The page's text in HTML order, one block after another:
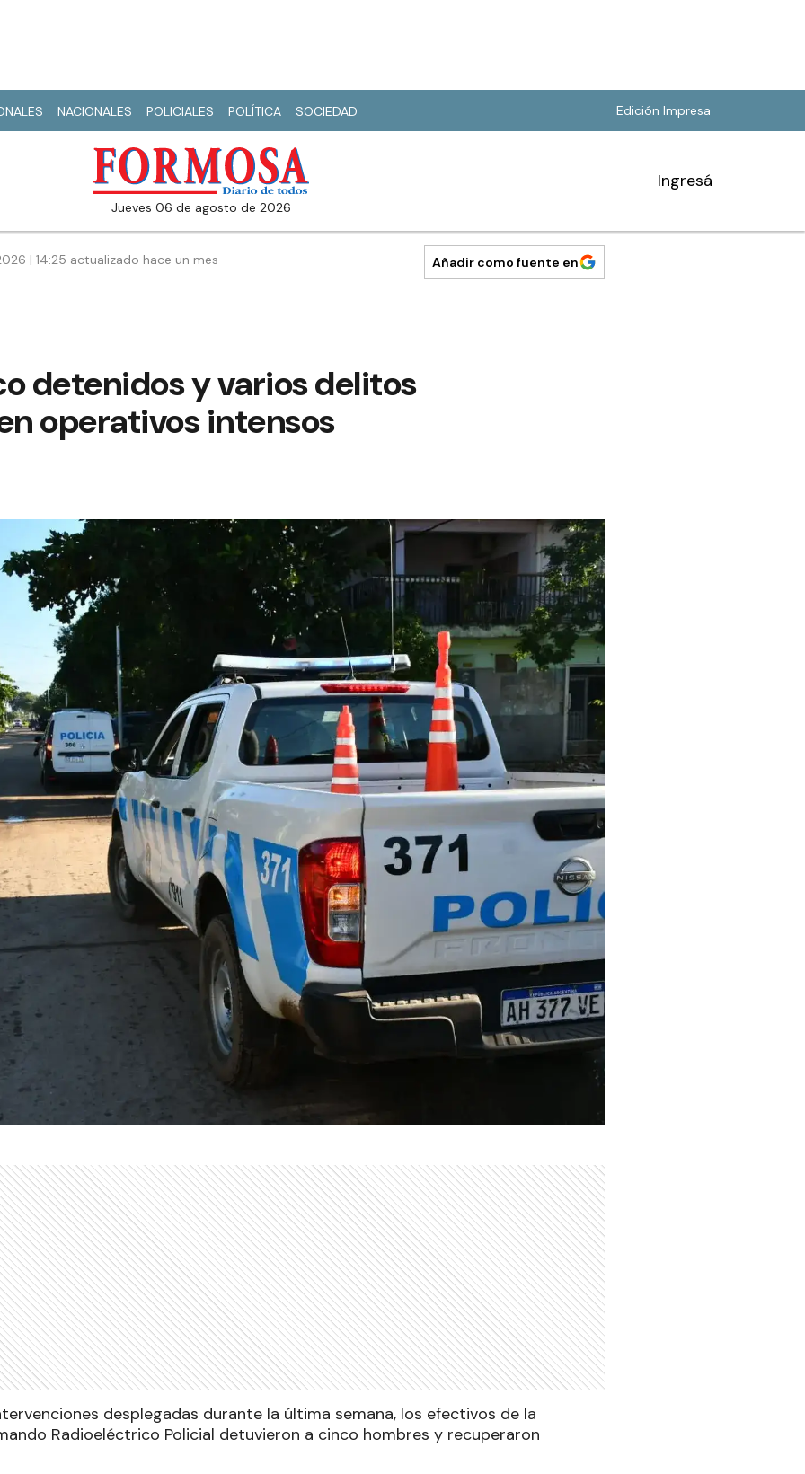
NACIONALES POLICIALES POLÍTICA SOCIEDAD Edición Impresa
jueves 06 de agosto de 2026
Ingresá
| 14:25 actualizado hace un mes Añadir como fuente en
detenidos y varios delitos
operativos intensos
desplegadas durante la última semana, los efectivos de la
Radioeléctrico Policial detuvieron a cinco hombres y recuperaron